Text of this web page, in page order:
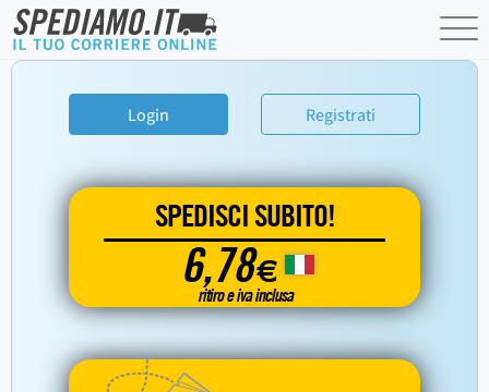
Login Registrati
SPEDISCI SUBITO!
6,78€
ritiro e iva inclusa